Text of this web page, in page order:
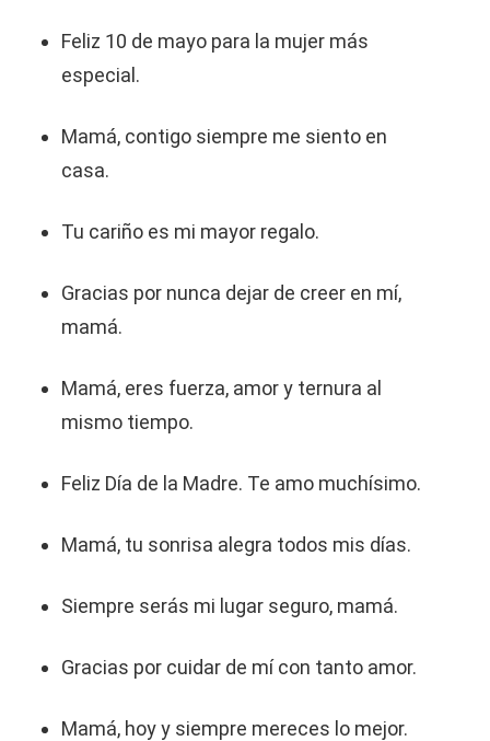
Feliz 10 de mayo para la mujer más
especial.
Mamá, contigo siempre me siento en
casa.
Tu cariño es mi mayor regalo.
Gracias por nunca dejar de creer en mí,
mamá.
Mamá, eres fuerza, amor y ternura al
mismo tiempo.
Feliz Día de la Madre. Te amo muchísimo.
Mamá, tu sonrisa alegra todos mis días.
Siempre serás mi lugar seguro, mamá.
Gracias por cuidar de mí con tanto amor.
Mamá, hoy y siempre mereces lo mejor.